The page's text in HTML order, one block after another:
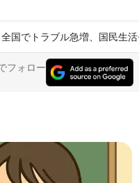
国でトラブル急増、国民生
フォロー